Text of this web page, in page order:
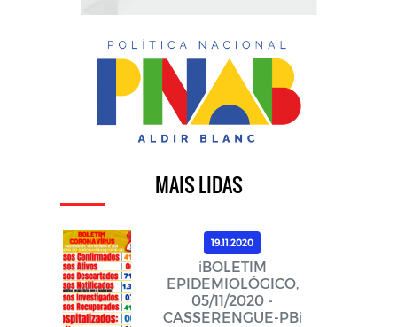
MAIS LIDAS
19.11.2020
ℹ️BOLETIM
EPIDEMIOLÓGICO,
05/11/2020 -
CASSERENGUE-PBℹ️